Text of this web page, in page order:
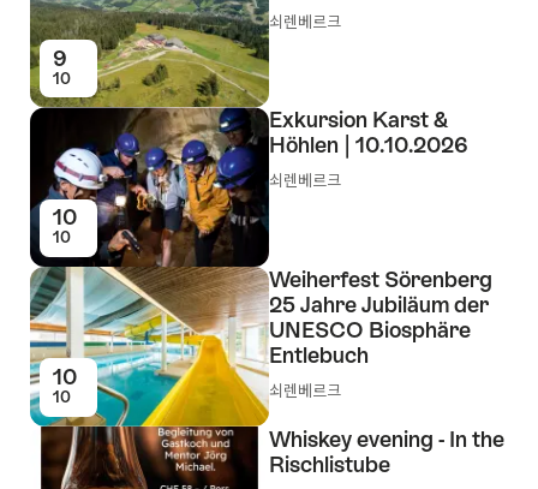
9
10
쇠렌베르크
10
10
Exkursion Karst &
Höhlen | 10.10.2026
쇠렌베르크
10
10
Weiherfest Sörenberg
25 Jahre Jubiläum der
UNESCO Biosphäre
Entlebuch
쇠렌베르크
Whiskey evening - In the
Rischlistube